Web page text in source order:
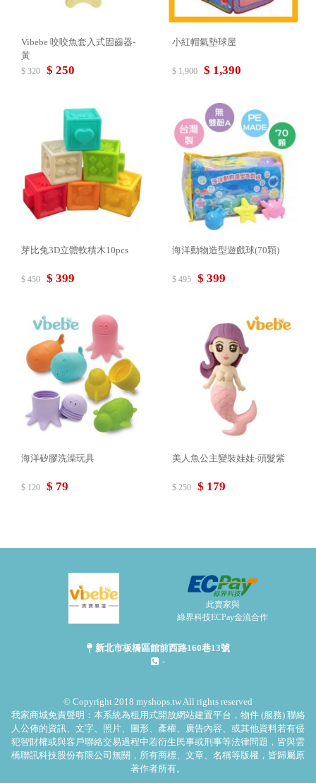
Vibebe 咬咬魚套入式固齒器-
黃
$ 320 $ 250
小紅帽氣墊球屋
$ 1,900 $ 1,390
芽比兔3D立體軟積木10pcs
$ 450 $ 399
海洋動物造型遊戲球(70顆)
$ 495 $ 399
海洋矽膠洗澡玩具
$ 120 $ 79
美人魚公主變裝娃娃-頭髮紫
$ 250 $ 179
此賣家與
綠界科技ECPay金流合作
新北市板橋區館前西路160巷13號
-
© Copyright 2018 myshops.tw All rights reserved
我家商城免責聲明：本系統為租用式開放網站建置平台，物件 (服務) 聯絡
人公佈的資訊、文字、照片、圖形、產權、廣告內容、或其他資料若有侵
犯智財權或與客戶聯絡交易過程中若衍生民事或刑事等法律問題，皆與雲
橋聯訊科技股份有限公司無關，所有商標、文章、名稱等版權，皆歸屬原
著作者所有。